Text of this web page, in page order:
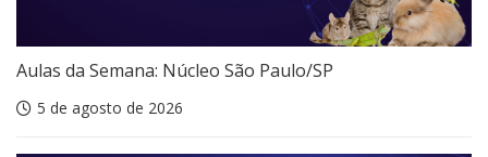
Aulas da Semana: Núcleo São Paulo/SP
5 de agosto de 2026